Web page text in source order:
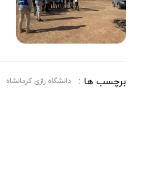
برچسب ها : دانشگاه رازی کرمانشاه